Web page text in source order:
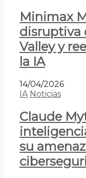
Minimax
disruptiva
Valley y
la IA
14/04/2026
IA Noticias
Claude
su